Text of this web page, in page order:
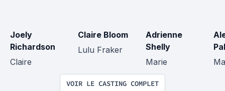
Joely
Richardson
Claire
Claire Bloom
Lulu Fraker
Adrienne
Shelly
Marie
VOIR LE CASTING COMPLET